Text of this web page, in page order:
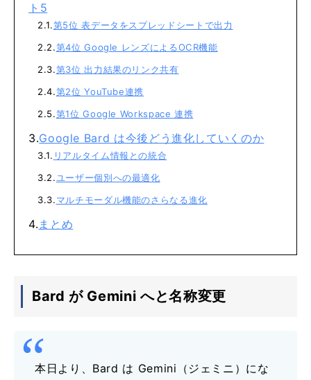
ト5
第5位 表データをスプレッドシートで出力
第4位 Google レンズによるOCR機能
第3位 出力結果のリンク共有
第2位 YouTube連携
第1位 Google Workspace 連携
Google Bard は今後どう進化していくのか
リアルタイム情報との統合
ユーザー個別への最適化
マルチモーダル機能のさらなる進化
まとめ
Bard が Gemini へと名称変更
本日より、Bard は Gemini（ジェミニ）にな